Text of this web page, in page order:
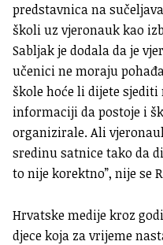
predstavnica na
školi uz vjeronauk kao
Sabljak je dodala da je
učenici ne moraju
škole hoće li dijete sjediti
informaciji da postoje i
organizirale. Ali
sredinu satnice tako da
to nije korektno”, nije se
Hrvatske medije kroz
djece koja za vrijeme